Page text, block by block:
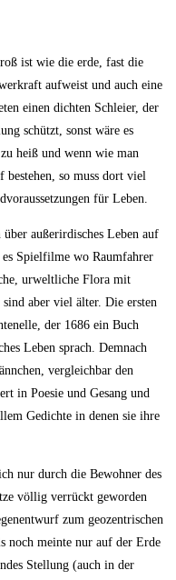
ist wie die erde, fast die
aufweist und auch eine
einen dichten Schleier, der
schützt, sonst wäre es
heiß und wenn wie man
bestehen, so muss dort viel
für Leben.
außerirdisches Leben auf
es Spielfilme wo Raumfahrer
urweltliche Flora mit
aber viel älter. Die ersten
der 1686 ein Buch
Leben sprach. Demnach
vergleichbar den
in Poesie und Gesang und
Gedichte in denen sie ihre
nur durch die Bewohner des
völlig verrückt geworden
zum geozentrischen
noch meinte nur auf der Erde
Stellung (auch in der